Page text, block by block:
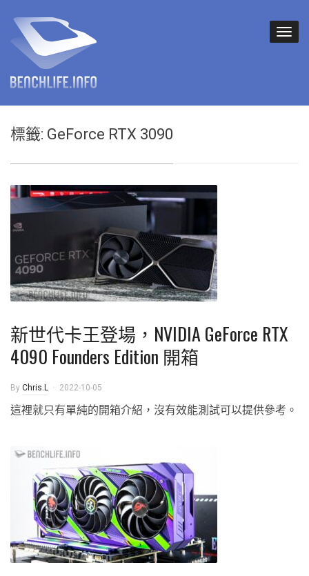
標籤: GeForce RTX 3090
新世代卡王登場，NVIDIA GeForce RTX
4090 Founders Edition 開箱
By Chris.L 2022-10-05
這裡就只有單純的開箱介紹，沒有效能測試可以提供參考。